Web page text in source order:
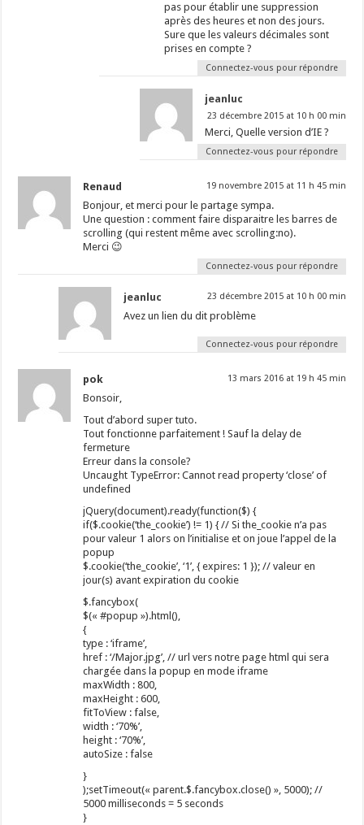
pas pour établir une suppression
après des heures et non des jours.
Sure que les valeurs décimales sont
prises en compte ?
Connectez-vous pour répondre
jeanluc
23 décembre 2015 at 10 h 00 min
Merci, Quelle version d’IE ?
Connectez-vous pour répondre
Renaud 19 novembre 2015 at 11 h 45 min
Bonjour, et merci pour le partage sympa.
Une question : comment faire disparaitre les barres de
scrolling (qui restent même avec scrolling:no).
Merci 😉
Connectez-vous pour répondre
jeanluc 23 décembre 2015 at 10 h 00 min
Avez un lien du dit problème
Connectez-vous pour répondre
pok 13 mars 2016 at 19 h 45 min
Bonsoir,
Tout d’abord super tuto.
Tout fonctionne parfaitement ! Sauf la delay de
fermeture
Erreur dans la console?
Uncaught TypeError: Cannot read property ‘close’ of
undefined
jQuery(document).ready(function($) {
if($.cookie(‘the_cookie’) != 1) { // Si the_cookie n’a pas
pour valeur 1 alors on l’initialise et on joue l’appel de la
popup
$.cookie(‘the_cookie’, ‘1’, { expires: 1 }); // valeur en
jour(s) avant expiration du cookie
$.fancybox(
$(« #popup »).html(),
{
type : ‘iframe’,
href : ‘/Major.jpg’, // url vers notre page html qui sera
chargée dans la popup en mode iframe
maxWidth : 800,
maxHeight : 600,
fitToView : false,
width : ‘70%’,
height : ‘70%’,
autoSize : false
}
);setTimeout(« parent.$.fancybox.close() », 5000); //
5000 milliseconds = 5 seconds
}